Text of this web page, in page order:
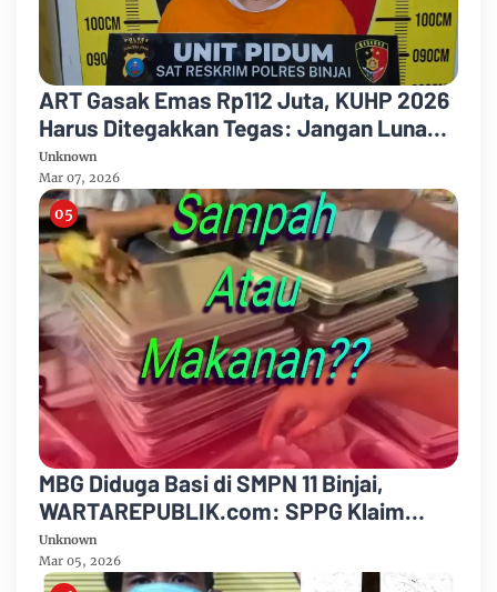
ART Gasak Emas Rp112 Juta, KUHP 2026
Harus Ditegakkan Tegas: Jangan Lunak
pada Kejahatan dari Orang Terdekat
Unknown
Mar 07, 2026
MBG Diduga Basi di SMPN 11 Binjai,
WARTAREPUBLIK.com: SPPG Klaim
Masak Pukul 02.00, Publik Bertanya—
Aman Sampai Jam Berapa?
Unknown
Mar 05, 2026